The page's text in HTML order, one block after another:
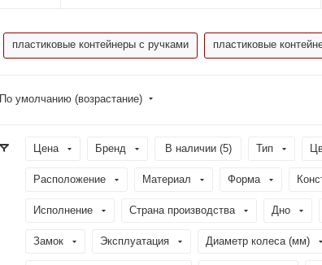
пластиковые контейнеры с ручками пластиковые
По умолчанию (возрастание)
Цена Бренд В наличии (5) Тип
Расположение Материал Форма
Исполнение Страна производства Дно
Замок Эксплуатация Диаметр колеса (мм)